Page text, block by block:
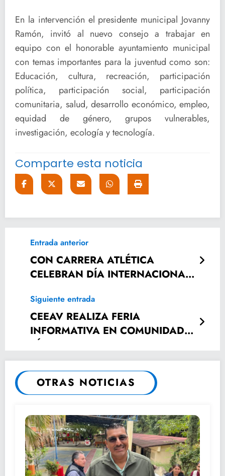
En la intervención el presidente municipal Jovanny
Ramón, invitó al nuevo consejo a trabajar en
equipo con el honorable ayuntamiento municipal
con temas importantes para la juventud como son:
Educación, cultura, recreación, participación
política, participación social, participación
comunitaria, salud, desarrollo económico, empleo,
equidad de género, grupos vulnerables,
investigación, ecología y tecnología.
Comparte esta noticia
Entrada anterior
CON CARRERA ATLÉTICA
CELEBRAN DÍA INTERNACIONAL
Siguiente entrada
CEEAV REALIZA FERIA
INFORMATIVA EN COMUNIDAD
TÉNEK
OTRAS NOTICIAS